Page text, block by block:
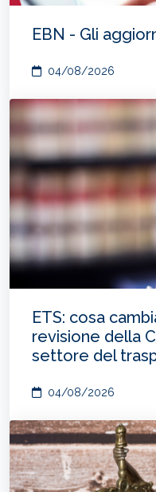
EBN - Gli
04/08/2026
ETS: cosa
revisione della
settore del
04/08/2026